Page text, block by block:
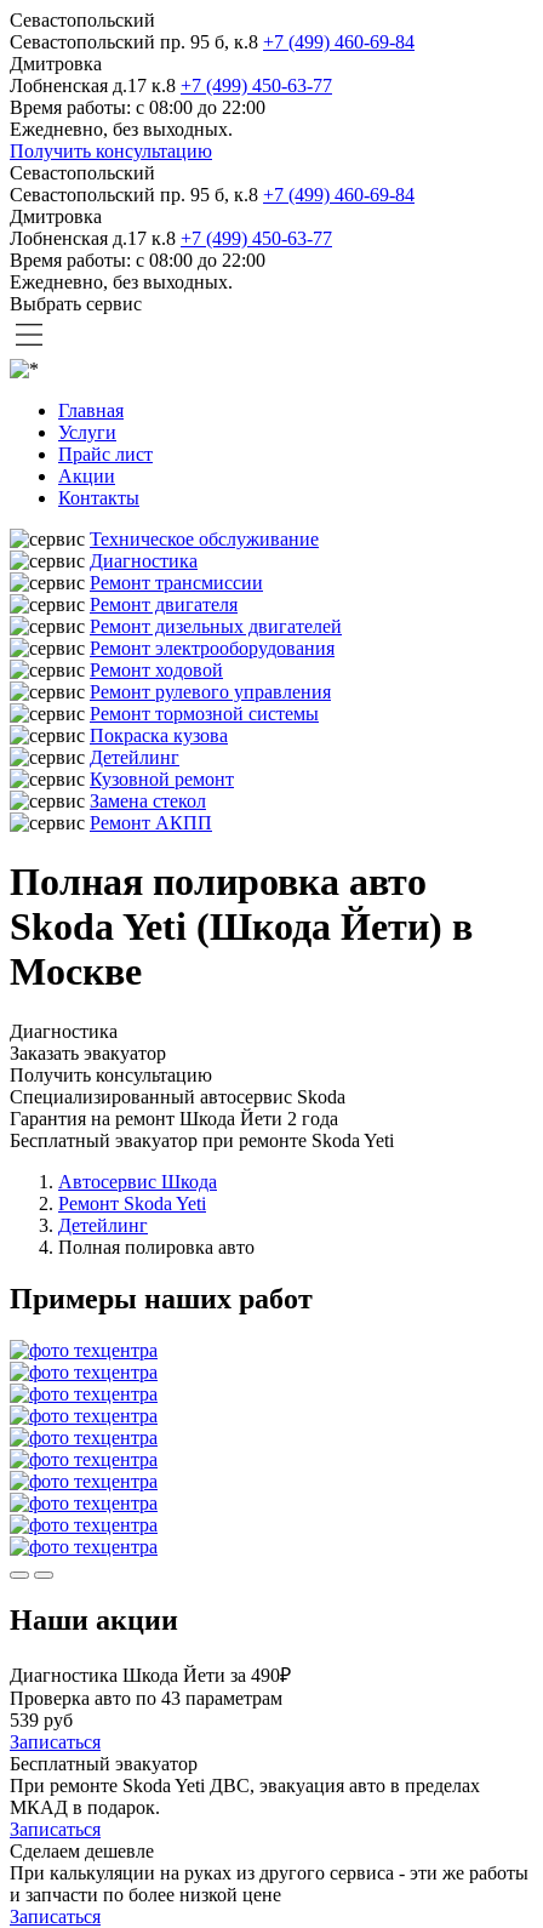
Севастопольский
Севастопольский пр. 95 б, к.8 +7 (499) 460-69-84
Дмитровка
Лобненская д.17 к.8 +7 (499) 450-63-77
Время работы: с 08:00 до 22:00
Ежедневно, без выходных.
Получить консультацию
Севастопольский
Севастопольский пр. 95 б, к.8 +7 (499) 460-69-84
Дмитровка
Лобненская д.17 к.8 +7 (499) 450-63-77
Время работы: с 08:00 до 22:00
Ежедневно, без выходных.
Выбрать сервис
Главная
Услуги
Прайс лист
Акции
Контакты
Техническое обслуживание
Диагностика
Ремонт трансмиссии
Ремонт двигателя
Ремонт дизельных двигателей
Ремонт электрооборудования
Ремонт ходовой
Ремонт рулевого управления
Ремонт тормозной системы
Покраска кузова
Детейлинг
Кузовной ремонт
Замена стекол
Ремонт АКПП
Полная полировка авто
Skoda Yeti (Шкода Йети) в
Москве
Диагностика
Заказать эвакуатор
Получить консультацию
Специализированный автосервис Skoda
Гарантия на ремонт Шкода Йети 2 года
Бесплатный эвакуатор при ремонте Skoda Yeti
Автосервис Шкода
Ремонт Skoda Yeti
Детейлинг
Полная полировка авто
Примеры наших работ
Наши акции
Диагностика Шкода Йети за 490₽
Проверка авто по 43 параметрам
539 руб
Записаться
Бесплатный эвакуатор
При ремонте Skoda Yeti ДВС, эвакуация авто в пределах
МКАД в подарок.
Записаться
Сделаем дешевле
При калькуляции на руках из другого сервиса - эти же работы
и запчасти по более низкой цене
Записаться